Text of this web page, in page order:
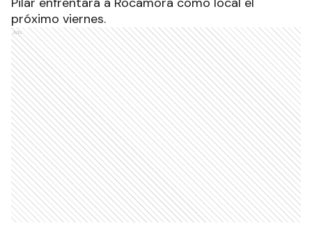
tanto en ataque como en defensa, finalizando
con 12 puntos y 14 rebotes. El equipo se unió a su
buen desempeño, y Eduardo Gamboa empezó a
correr la cancha para reducir la diferencia.
Aunque Lagger mantuvo a La Unión en la pelea,
los triples de Ignacio Varisco y Jonatan Treise
permitieron que Pilar tome el liderazgo. Montani y
Cabrera lucharon hasta el final por La Unión, pero
fue un tiro de Eduardo Gamboa lo que selló la
victoria por 81 a 67, marcando el retorno a la
senda del triunfo tras un complicado febrero
para Atlético Pilar.
El próximo jueves, La Unión continuará en la ruta
y visitará al líder Lanús, mientras que Atlético